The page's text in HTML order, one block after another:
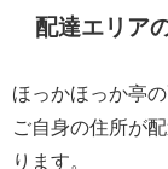
配達エリア
ほっかほっか亭
ご自身の住所が
ります。